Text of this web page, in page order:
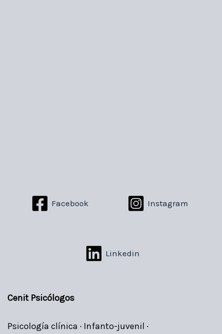
Facebook Instagram
Linkedin
Cenit Psicólogos
Psicología clínica · Infanto-juvenil ·